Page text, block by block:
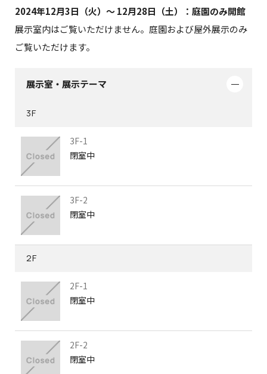
2024年12月3日（火）～ 12月28日（土）：庭園のみ開館
展示室内はご覧いただけません。庭園および屋外展示のみ
ご覧いただけます。
展示室・展示テーマ
3F
3F-1
閉室中
3F-2
閉室中
2F
2F-1
閉室中
2F-2
閉室中